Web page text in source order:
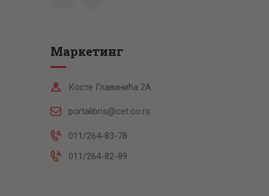
Маркетинг
Косте Главинића 2А
portalibris@cet.co.rs
011/264-83-78
011/264-82-89